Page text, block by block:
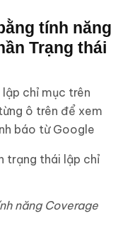
tính năng
Trạng thái
chỉ mục trên
ô trên để xem
báo từ Google
năng Coverage